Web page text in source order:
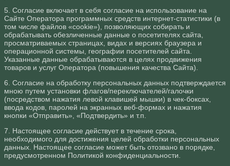
5. Согласие включает в себя согласие на использование на
Сайте Оператора программных средств интернет-статистики (в
том числе файлов «cookie»), позволяющих собирать и
обрабатывать обезличенные данные о посетителях сайта,
просматриваемых страницах, видах и версиях браузера и
операционной системы, географии посетителей сайта.
Указанные данные обрабатываются в целях продвижения
товаров и услуг Оператора (повышения качества Сайта).
6. Согласие на обработку персональных данных подтверждается
мною путем установки флагов/переключателей/галочки
(посредством нажатия левой клавишей мышки) в чек-боксах,
ввода кодов, паролей на экранных веб-формах и нажатия
кнопки «Отправить», «Подтвердить» и т.п.
7. Настоящее согласие действует в течение срока,
необходимого для достижения целей обработки персональных
данных. Настоящее согласие может быть отозвано в порядке,
предусмотренном Политикой конфиденциальности.